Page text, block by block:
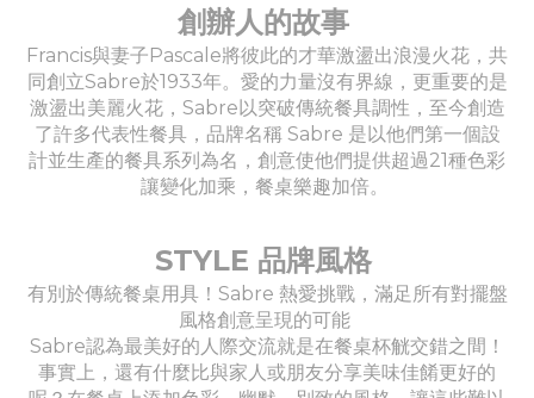
創辦人的故事
Francis與妻子Pascale將彼此的才華激盪出浪漫火花，共
同創立Sabre於1933年。愛的力量沒有界線，更重要的是
激盪出美麗火花，Sabre以突破傳統餐具調性，至今創造
了許多代表性餐具，品牌名稱 Sabre 是以他們第一個設
計並生產的餐具系列為名，創意使他們提供超過21種色彩
讓變化加乘，餐桌樂趣加倍。
STYLE 品牌風格
有別於傳統餐桌用具！Sabre 熱愛挑戰，滿足所有對擺盤
風格創意呈現的可能
Sabre認為最美好的人際交流就是在餐桌杯觥交錯之間！
事實上，還有什麼比與家人或朋友分享美味佳餚更好的